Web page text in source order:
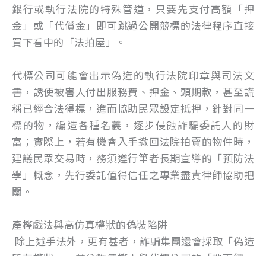
銀行或執行法院的特殊管道，只要先支付高額「押
金」或「代償金」即可跳過公開競標的法律程序直接
買下看中的「法拍屋」。
代標公司可能會出示偽造的執行法院印章與司法文
書，誘使被害人付出服務費、押金、頭期款，甚至謊
稱已經合法得標，進而協助民眾設定抵押，針對同一
標的物，編造各種名義，逐步侵蝕詐騙委託人的財
富；實際上，若有機會入手撤回法院拍賣的物件時，
建議民眾交易時，務須遵行筆者長期宣導的「預防法
學」概念，先行委託值得信任之專業盡責律師協助把
關。
產權戲法與高仿真權狀的偽裝陷阱
除上述手法外，更有甚者，詐騙集團還會採取「偽造